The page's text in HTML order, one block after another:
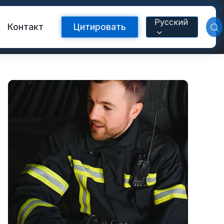
Контакт Цитировать Русский
Светоотражающая лента FR
теплопередачей